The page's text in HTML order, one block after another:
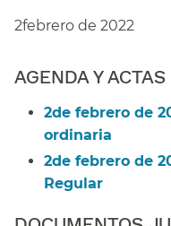
2febrero de 2022​​
AGENDA Y ACTAS​​
2de febrero de
ordinaria​​
2de febrero de
Regular​​